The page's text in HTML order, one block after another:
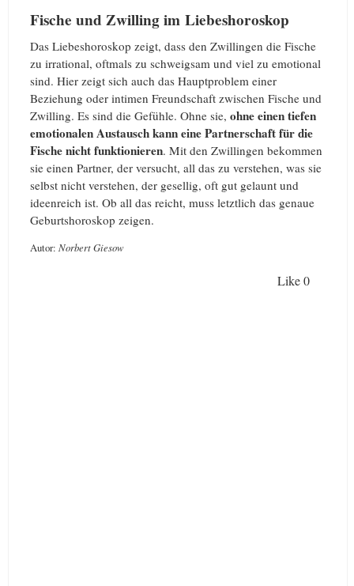
Fische und Zwilling im Liebeshoroskop
Das Liebeshoroskop zeigt, dass den Zwillingen die Fische
zu irrational, oftmals zu schweigsam und viel zu emotional
sind. Hier zeigt sich auch das Hauptproblem einer
Beziehung oder intimen Freundschaft zwischen Fische und
Zwilling. Es sind die Gefühle. Ohne sie, ohne einen tiefen
emotionalen Austausch kann eine Partnerschaft für die
Fische nicht funktionieren. Mit den Zwillingen bekommen
sie einen Partner, der versucht, all das zu verstehen, was sie
selbst nicht verstehen, der gesellig, oft gut gelaunt und
ideenreich ist. Ob all das reicht, muss letztlich das genaue
Geburtshoroskop zeigen.
Autor: Norbert Giesow
Like0